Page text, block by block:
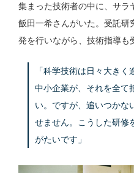
集まった技術者の中に、サラ
飯田一希さんがいた。受託研
発を行いながら、技術指導も
「科学技術は日々大き
中小企業が、それを全て
い。ですが、追いつかな
せません。こうした研修
がたいです」